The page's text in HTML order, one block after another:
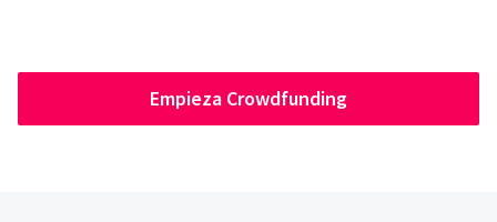
Empieza Crowdfunding